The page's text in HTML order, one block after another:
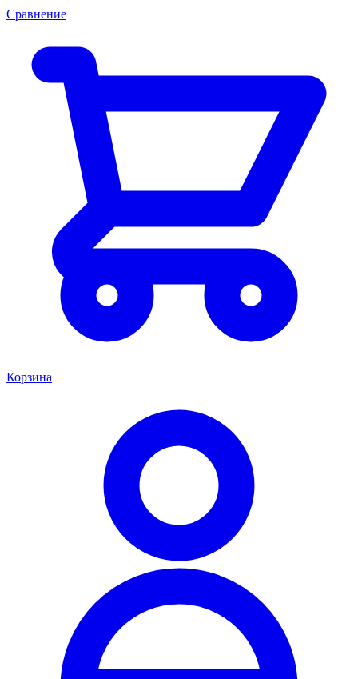
Сравнение
Корзина